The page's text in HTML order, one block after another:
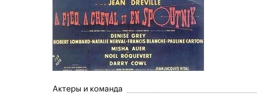
Актеры и команда